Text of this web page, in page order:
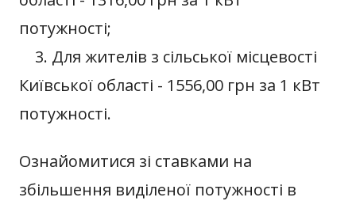
потужності;
3. Для жителів з сільської місцевості
Київської області - 1556,00 грн за 1 кВт
потужності.
Ознайомитися зі ставками на
збільшення виділеної потужності в